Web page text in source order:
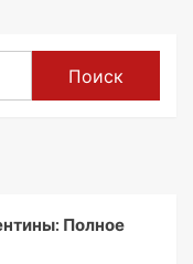
Поиск
Полное